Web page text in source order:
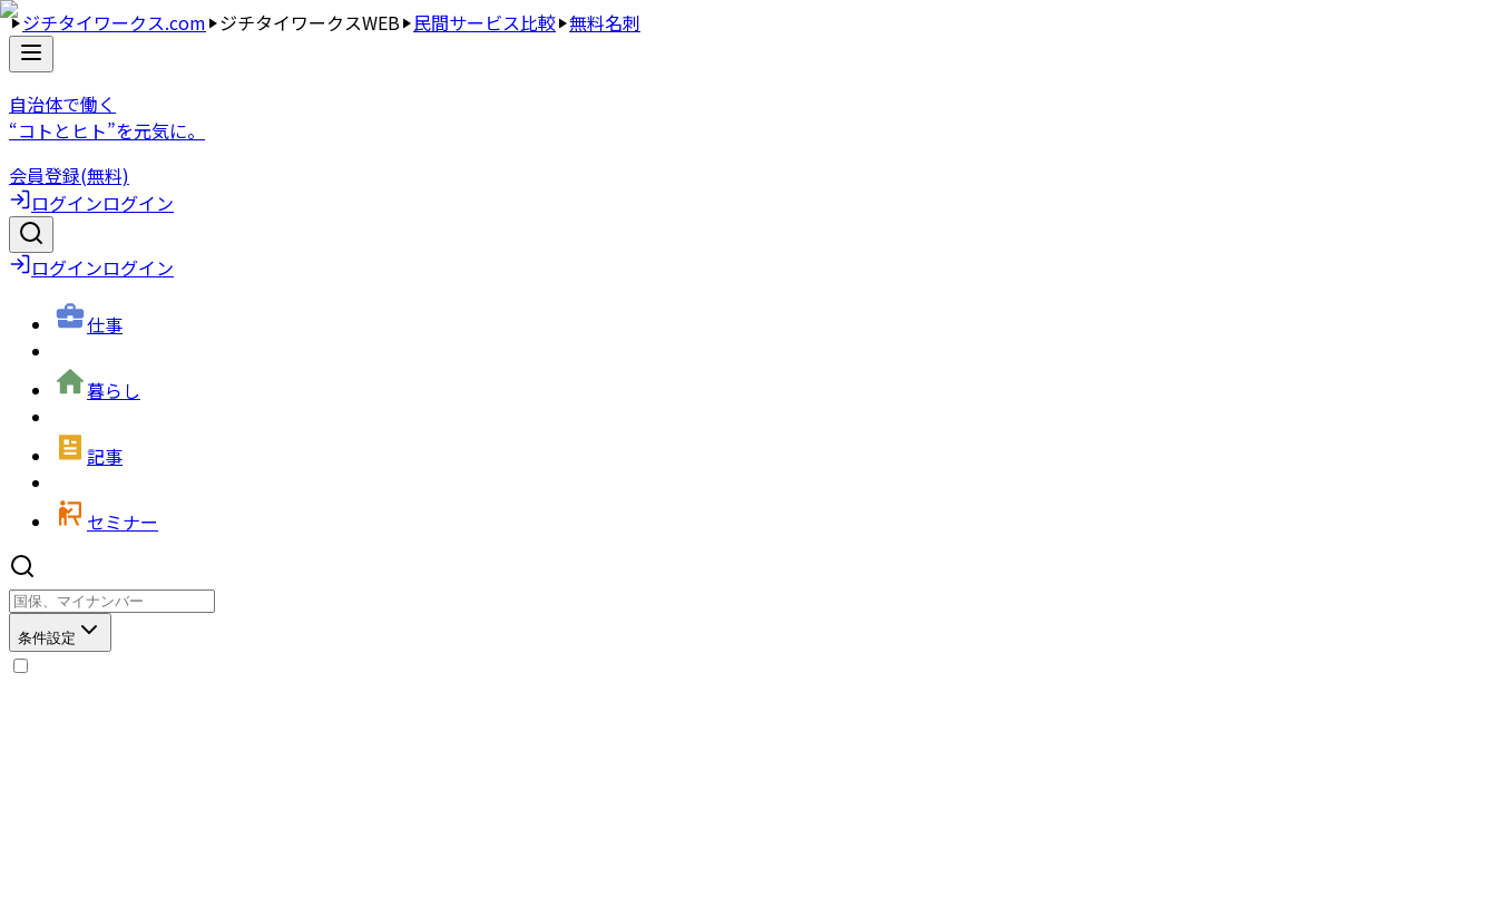
ジチタイワークス.com ジチタイワークスWEB 民間サービス比較 無料名刺
自治体で働く
“コトとヒト”を元気に。
会員登録(無料)
ログインログイン
ログインログイン
仕事
暮らし
記事
セミナー
条件設定